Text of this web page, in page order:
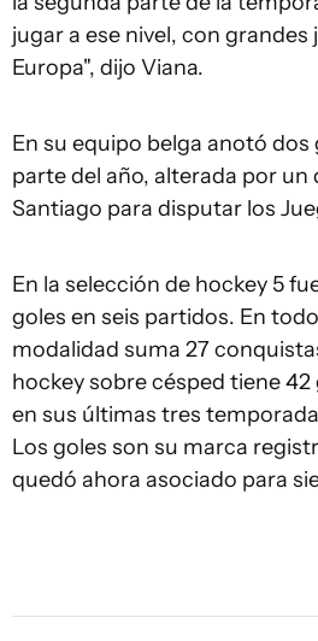
jugar a ese nivel, con grandes
Europa", dijo Viana.
En su equipo belga anotó dos
parte del año, alterada por un
Santiago para disputar los
En la selección de hockey 5
goles en seis partidos. En
modalidad suma 27
hockey sobre césped tiene 42
en sus últimas tres
Los goles son su marca
quedó ahora asociado para